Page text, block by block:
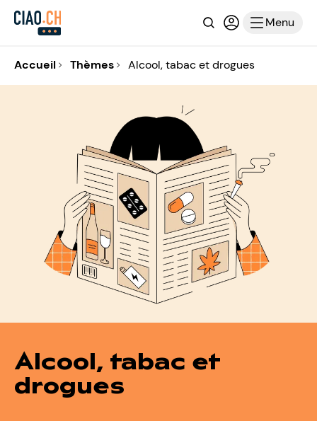
RechercheConnexion
Menu
Accueil Thèmes Alcool, tabac et drogues
Alcool, tabac et
drogues